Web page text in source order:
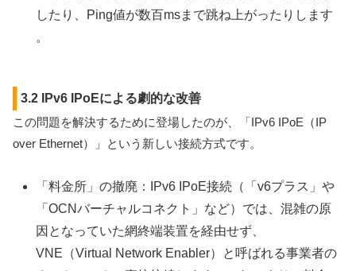
したり、Ping値が数百msまで跳ね上がったりします
。
3.2 IPv6 IPoEによる劇的な改善
この問題を解決するために登場したのが、「IPv6 IPoE（IP
over Ethernet）」という新しい接続方式です。
「料金所」の撤廃：IPv6 IPoE接続（「v6プラス」や
「OCNバーチャルコネクト」など）では、混雑の原
因となっていた網終端装置を経由せず、
VNE（Virtual Network Enabler）と呼ばれる事業者の